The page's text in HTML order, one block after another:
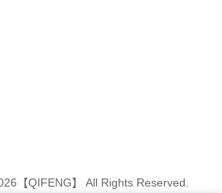
【QIFENG】 All Rights Reserved.